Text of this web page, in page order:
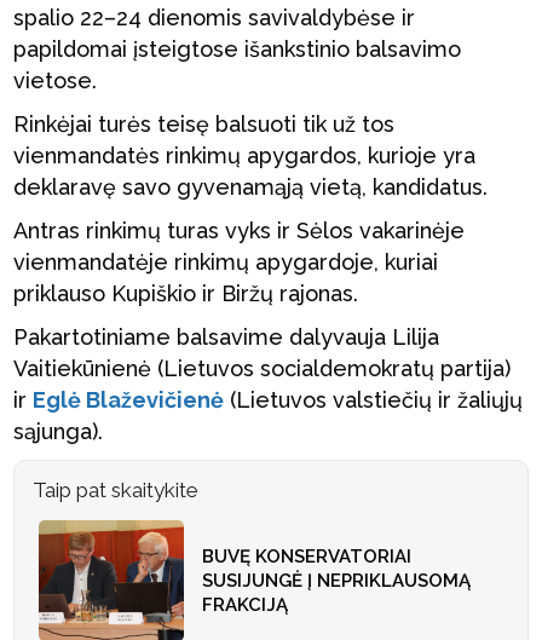
spalio 22–24 dienomis savivaldybėse ir
papildomai įsteigtose išankstinio balsavimo
vietose.
Rinkėjai turės teisę balsuoti tik už tos
vienmandatės rinkimų apygardos, kurioje yra
deklaravę savo gyvenamąją vietą, kandidatus.
Antras rinkimų turas vyks ir Sėlos vakarinėje
vienmandatėje rinkimų apygardoje, kuriai
priklauso Kupiškio ir Biržų rajonas.
Pakartotiniame balsavime dalyvauja Lilija
Vaitiekūnienė (Lietuvos socialdemokratų partija)
ir Eglė Blaževičienė (Lietuvos valstiečių ir žaliųjų
sąjunga).
Taip pat skaitykite
BUVĘ KONSERVATORIAI
SUSIJUNGĖ Į NEPRIKLAUSOMĄ
FRAKCIJĄ